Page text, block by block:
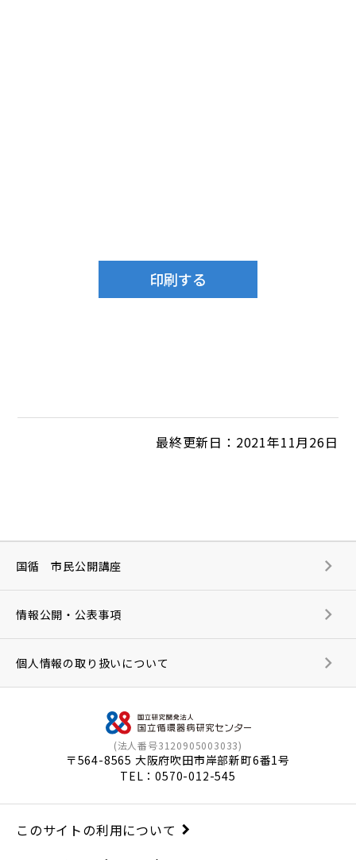
最終更新日：2021年11月26日
(法人番号3120905003033)
〒564-8565 大阪府吹田市岸部新町6番1号
TEL：0570-012-545
国循 市民公開講座
情報公開・公表事項
個人情報の取り扱いについて
このサイトの利用について